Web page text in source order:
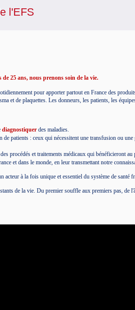
l'EFS
25 ans, nous prenons soin de la vie.
pour apporter partout en France des
et de plaquettes. Les donneurs, les patients, les
diagnostiquer des maladies.
de patients : ceux qui nécessitent une transfusion ou
procédés et traitements médicaux qui bénéficieront
et dans le monde, en leur transmettant notre
acteur à la fois unique et essentiel du système de santé
de la vie. Du premier souffle aux premiers pas, de